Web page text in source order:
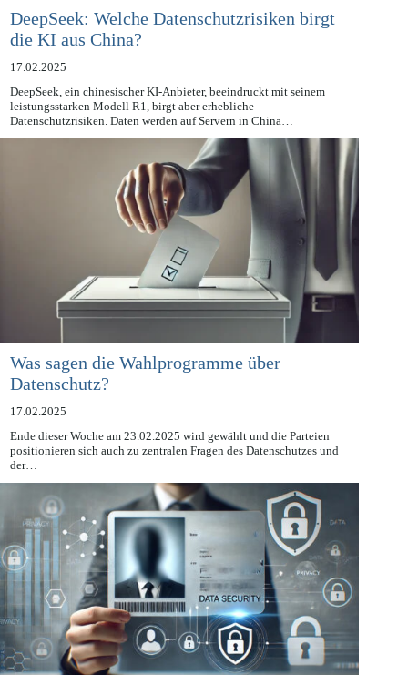
DeepSeek: Welche Datenschutzrisiken birgt
die KI aus China?
17.02.2025
DeepSeek, ein chinesischer KI-Anbieter, beeindruckt mit seinem
leistungsstarken Modell R1, birgt aber erhebliche
Datenschutzrisiken. Daten werden auf Servern in China…
Was sagen die Wahlprogramme über
Datenschutz?
17.02.2025
Ende dieser Woche am 23.02.2025 wird gewählt und die Parteien
positionieren sich auch zu zentralen Fragen des Datenschutzes und
der…